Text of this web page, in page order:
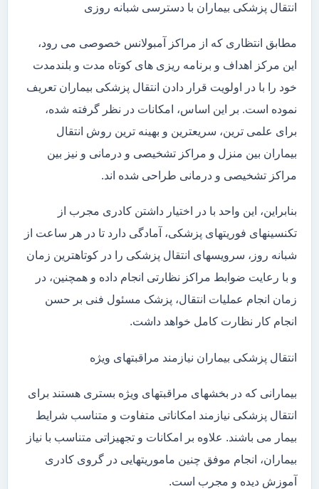
انتقال پزشکی بیماران با دسترسی شبانه روزی
مطابق انتظاری که از مراکز آمبولانس خصوصی می رود،
این مرکز اهداف و برنامه ریزی های کوتاه مدت و بلندمدت
خود را با در اولویت قرار دادن انتقال پزشکی بیماران تعریف
نموده است. بر این اساس، امکانات در نظر گرفته شده،
برای علمی ترین، سریعترین و بهینه ترین روش انتقال
بیماران بین منزل و مراکز تشخیصی و درمانی و نیز بین
مراکز تشخیصی و درمانی طراحی شده اند.
بنابراین، این واحد با در اختیار داشتن کادری مجرب از
تکنسینهای فوریتهای پزشکی، آمادگی دارد تا در هر ساعت از
شبانه روز، سرویسهای انتقال پزشکی را در کوتاهترین زمان
و با رعایت ضوابط مراکز نظارتی انجام داده و همچنین، در
زمان انجام عملیات انتقال، پزشک مسئول فنی بر حسن
انجام کار نظارت کامل خواهد داشت.
انتقال پزشکی بیماران نیازمند مراقبتهای ویژه
بیمارانی که در بخشهای مراقبتهای ویژه بستری هستند برای
انتقال پزشکی نیازمند امکاناتی متفاوت و متناسب شرایط
بیمار می باشند. علاوه بر امکانات و تجهیزاتی متناسب با نیاز
بیماران، انجام موفق چنین ماموریتهایی در گروی کادری
آموزش دیده و مجرب است.